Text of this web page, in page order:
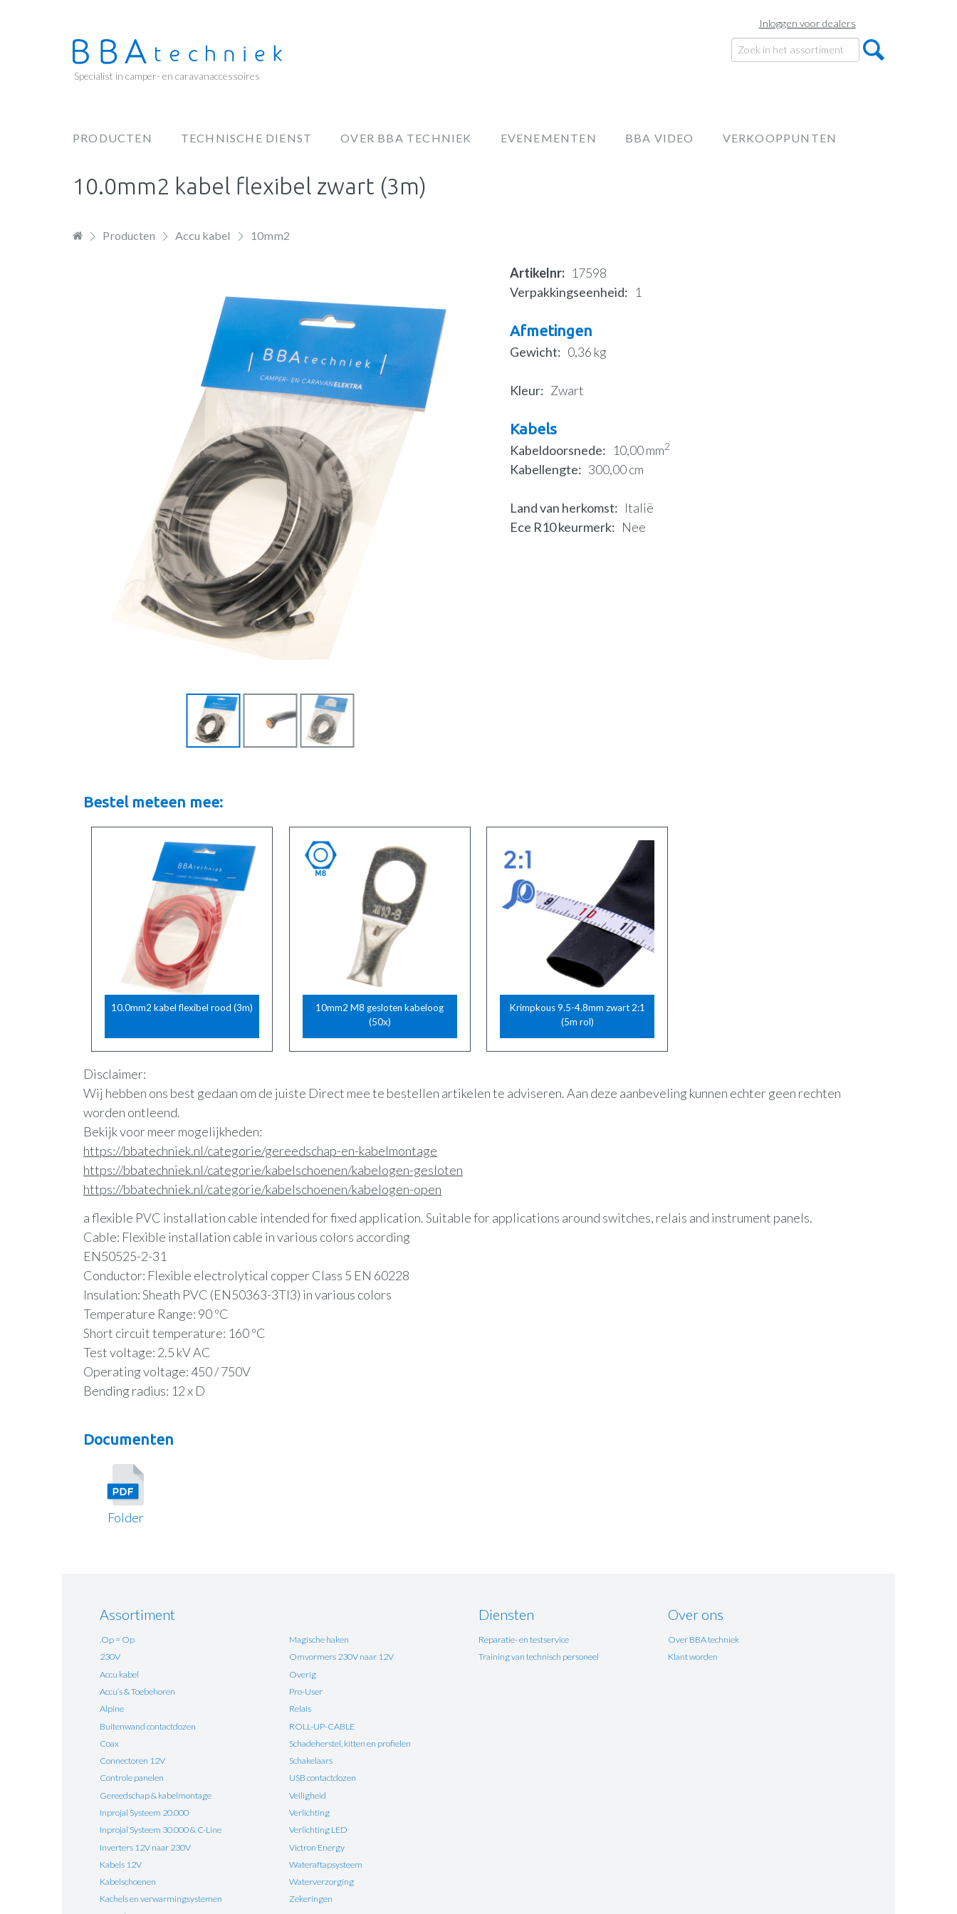
Inloggen voor dealers
Specialist in camper- en caravanaccessoires
PRODUCTEN TECHNISCHE DIENST OVER BBA TECHNIEK EVENEMENTEN BBA VIDEO VERKOOPPUNTEN
10.0mm2 kabel flexibel zwart (3m)
Producten Accu kabel 10mm2
Artikelnr
17598
Verpakkingseenheid
1
Afmetingen
Gewicht 0,36 kg
Kleur Zwart
Kabels
Kabeldoorsnede 10,00 mm2
Kabellengte 300,00 cm
Land van herkomst
Italië
Ece R10 keurmerk
Nee
Bestel meteen mee:
10.0mm2 kabel flexibel rood (3m)
10mm2 M8 gesloten kabeloog
(50x)
Krimpkous 9.5-4.8mm zwart 2:1
(5m rol)
Disclaimer:
Wij hebben ons best gedaan om de juiste Direct mee te bestellen artikelen te adviseren. Aan deze aanbeveling kunnen echter geen rechten
worden ontleend.
Bekijk voor meer mogelijkheden:
https://bbatechniek.nl/categorie/gereedschap-en-kabelmontage
https://bbatechniek.nl/categorie/kabelschoenen/kabelogen-gesloten
https://bbatechniek.nl/categorie/kabelschoenen/kabelogen-open
a flexible PVC installation cable intended for fixed application. Suitable for applications around switches, relais and instrument panels.
Cable: Flexible installation cable in various colors according
EN50525-2-31
Conductor: Flexible electrolytical copper Class 5 EN 60228
Insulation: Sheath PVC (EN50363-3TI3) in various colors
Temperature Range: 90 ºC
Short circuit temperature: 160 ºC
Test voltage: 2.5 kV AC
Operating voltage: 450 / 750V
Bending radius: 12 x D
Documenten
Folder
Assortiment
.Op = Op
230V
Accu kabel
Accu’s & Toebehoren
Alpine
Buitenwand contactdozen
Coax
Connectoren 12V
Controle panelen
Gereedschap & kabelmontage
Inprojal Systeem 20.000
Inprojal Systeem 30.000 & C-Line
Inverters 12V naar 230V
Kabels 12V
Kabelschoenen
Kachels en verwarmingsystemen
Magische haken
Omvormers 230V naar 12V
Overig
Pro-User
Relais
ROLL-UP-CABLE
Schadeherstel, kitten en profielen
Schakelaars
USB contactdozen
Veiligheid
Verlichting
Verlichting LED
Victron Energy
Wateraftapsysteem
Waterverzorging
Zekeringen
Diensten
Reparatie- en testservice
Training van technisch personeel
Over ons
Over BBA techniek
Klant worden